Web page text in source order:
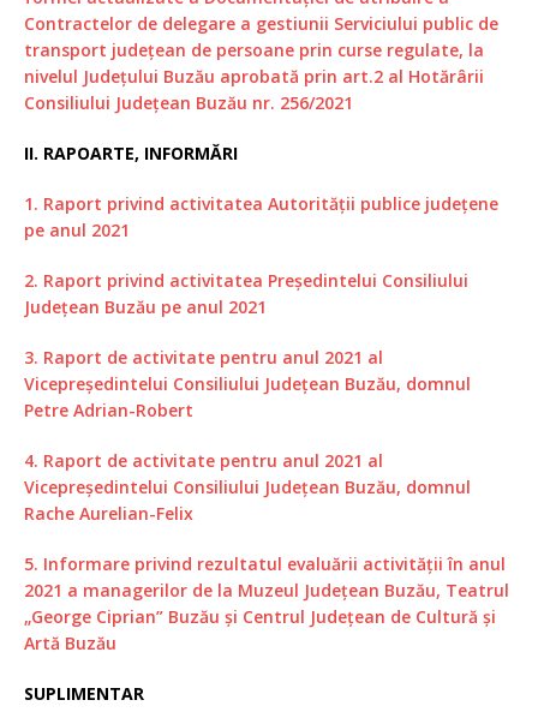
Contractelor de delegare a gestiunii Serviciului public de
transport județean de persoane prin curse regulate, la
nivelul Județului Buzău aprobată prin art.2 al Hotărârii
Consiliului Județean Buzău nr. 256/2021
II. RAPOARTE, INFORMĂRI
1. Raport privind activitatea Autorității publice județene
pe anul 2021
2. Raport privind activitatea Președintelui Consiliului
Județean Buzău pe anul 2021
3. Raport de activitate pentru anul 2021 al
Vicepreședintelui Consiliului Județean Buzău, domnul
Petre Adrian-Robert
4. Raport de activitate pentru anul 2021 al
Vicepreședintelui Consiliului Județean Buzău, domnul
Rache Aurelian-Felix
5. Informare privind rezultatul evaluării activității în anul
2021 a managerilor de la Muzeul Județean Buzău, Teatrul
„George Ciprian” Buzău și Centrul Județean de Cultură și
Artă Buzău
SUPLIMENTAR